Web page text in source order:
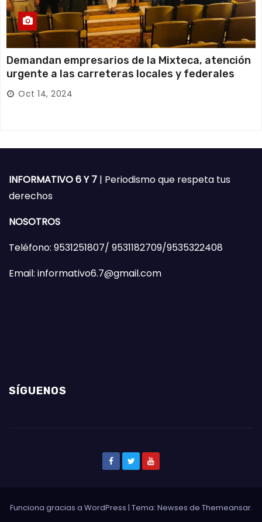
Demandan empresarios de la Mixteca, atención
urgente a las carreteras locales y federales
Oct 14, 2024
INFORMATIVO 6 Y 7 | Periodismo que respeta tus
derechos
NOSOTROS
Teléfono: 9531251807/ 9531182709/9535322408
Email: informativo6.7@gmail.com
SÍGUENOS
Funciona gracias a WordPress | Tema: Newses de Themeansar.